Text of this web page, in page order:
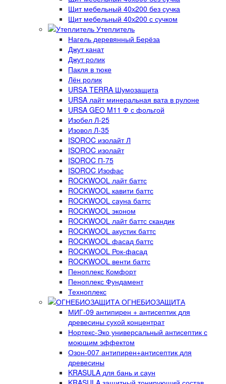
Щит мебельный 40х200 без сучка
Щит мебельный 40х200 с сучком
Утеплитель
Нагель деревянный Берёза
Джут канат
Джут ролик
Пакля в тюке
Лён ролик
URSA TERRA Шумозащита
URSA лайт минеральная вата в рулоне
URSA GEO M11 Ф с фольгой
Изобел Л-25
Изовол Л-35
ISOROC изолайт Л
ISOROC изолайт
ISOROC П-75
ISOROC Изофас
ROCKWOOL лайт баттс
ROCKWOOL кавити баттс
ROCKWOOL сауна баттс
ROCKWOOL эконом
ROCKWOOL лайт баттс скандик
ROCKWOOL акустик баттс
ROCKWOOL фасад баттс
ROCKWOOL Рок-фасад
ROCKWOOL венти баттс
Пеноплекс Комфорт
Пеноплекс Фундамент
Техноплекс
ОГНЕБИОЗАЩИТА
МИГ-09 антипирен + антисептик для
древесины сухой концентрат
Нортекс-Эко универсальный антисептик с
моющим эффектом
Озон-007 антипирен+антисептик для
древесины
KRASULA для бань и саун